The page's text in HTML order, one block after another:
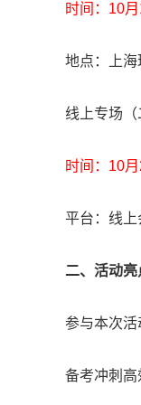
时间：10
地点：上
线上专场（
时间：10
平台：线上
二、活动亮
参与本次活
备考冲刺高